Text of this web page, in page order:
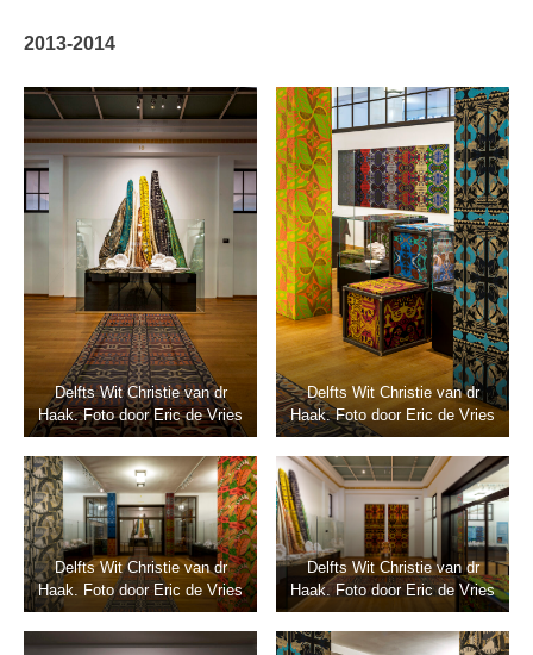
2013-2014
Delfts Wit Christie van dr
Haak. Foto door Eric de Vries
Delfts Wit Christie van dr
Haak. Foto door Eric de Vries
Delfts Wit Christie van dr
Haak. Foto door Eric de Vries
Delfts Wit Christie van dr
Haak. Foto door Eric de Vries